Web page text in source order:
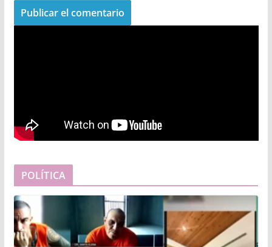
POLÍTICA